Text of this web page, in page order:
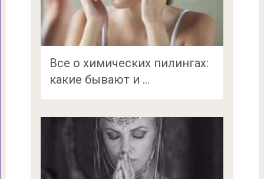
Все о химических пилингах:
какие бывают и …